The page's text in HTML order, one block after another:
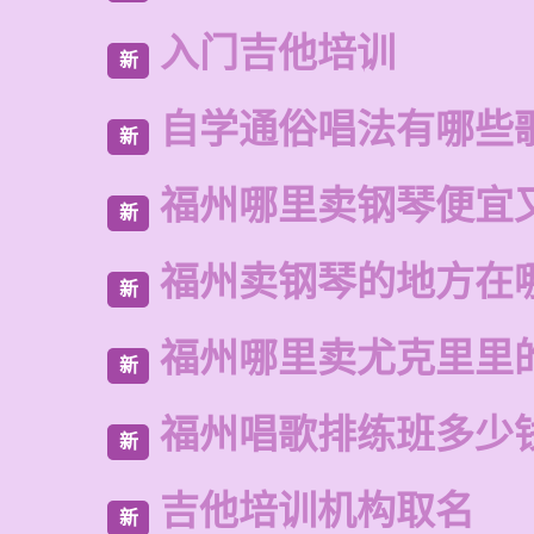
新 入门吉他培训
新 自学通俗唱法有哪些
新 福州哪里卖钢琴便宜
新 福州卖钢琴的地方在
新 福州哪里卖尤克里里
新 福州唱歌排练班多少
新 吉他培训机构取名